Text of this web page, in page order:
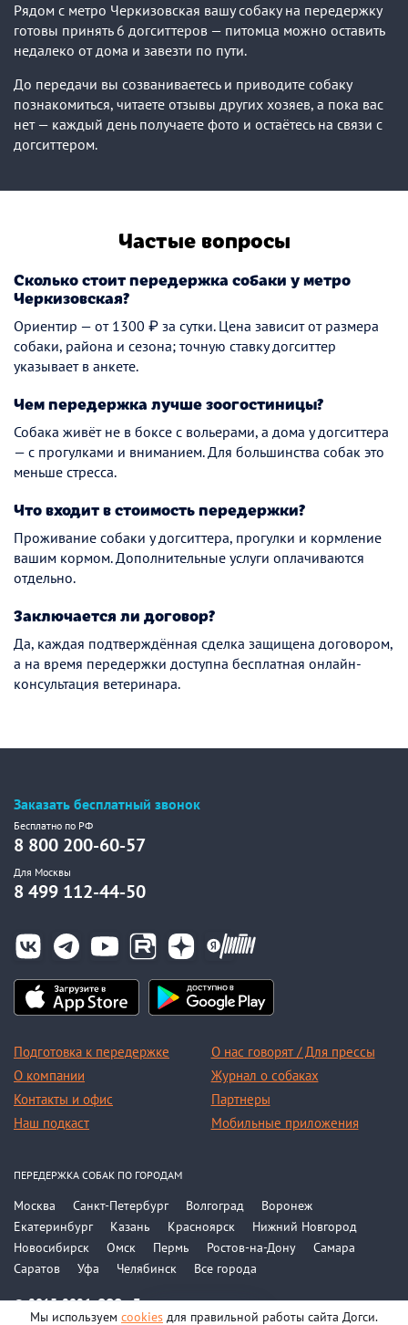
Рядом с метро Черкизовская вашу собаку на передержку
готовы принять 6 догситтеров — питомца можно оставить
недалеко от дома и завезти по пути.
До передачи вы созваниваетесь и приводите собаку
познакомиться, читаете отзывы других хозяев, а пока вас
нет — каждый день получаете фото и остаётесь на связи с
догситтером.
Частые вопросы
Сколько стоит передержка собаки у метро
Черкизовская?
Ориентир — от 1300 ₽ за сутки. Цена зависит от размера
собаки, района и сезона; точную ставку догситтер
указывает в анкете.
Чем передержка лучше зоогостиницы?
Собака живёт не в боксе с вольерами, а дома у догситтера
— с прогулками и вниманием. Для большинства собак это
меньше стресса.
Что входит в стоимость передержки?
Проживание собаки у догситтера, прогулки и кормление
вашим кормом. Дополнительные услуги оплачиваются
отдельно.
Заключается ли договор?
Да, каждая подтверждённая сделка защищена договором,
а на время передержки доступна бесплатная онлайн-
консультация ветеринара.
Заказать бесплатный звонок
Бесплатно по РФ
8 800 200-60-57
Для Москвы
8 499 112-44-50
Подготовка к передержке
О компании
Контакты и офис
Наш подкаст
О нас говорят / Для прессы
Журнал о собаках
Партнеры
Мобильные приложения
© 2015-2026, ООО «Догси»
Политика конфиденциальности
ПЕРЕДЕРЖКА СОБАК ПО ГОРОДАМ
Москва Санкт-Петербург Волгоград
Воронеж
Екатеринбург
Казань Красноярск
Нижний Новгород
Новосибирск
Омск Пермь Ростов-на-Дону
Самара
Саратов
Уфа Челябинск Все города
Мы используем cookies для правильной работы сайта Догси.